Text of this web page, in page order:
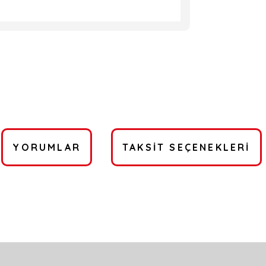
YORUMLAR TAKSIT SEÇENEKLERI